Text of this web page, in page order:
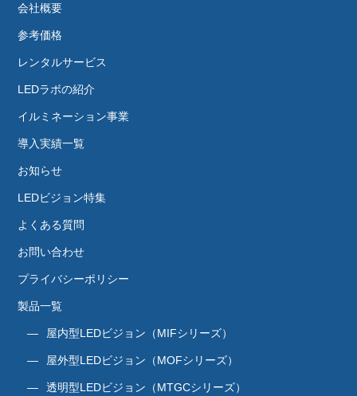
会社概要
参考価格
レンタルサービス
LEDラボの紹介
イルミネーション事業
導入実績一覧
お知らせ
LEDビジョン特集
よくある質問
お問い合わせ
プライバシーポリシー
製品一覧
屋内型LEDビジョン（MIFシリーズ）
屋外型LEDビジョン（MOFシリーズ）
透明型LEDビジョン（MTGCシリーズ）